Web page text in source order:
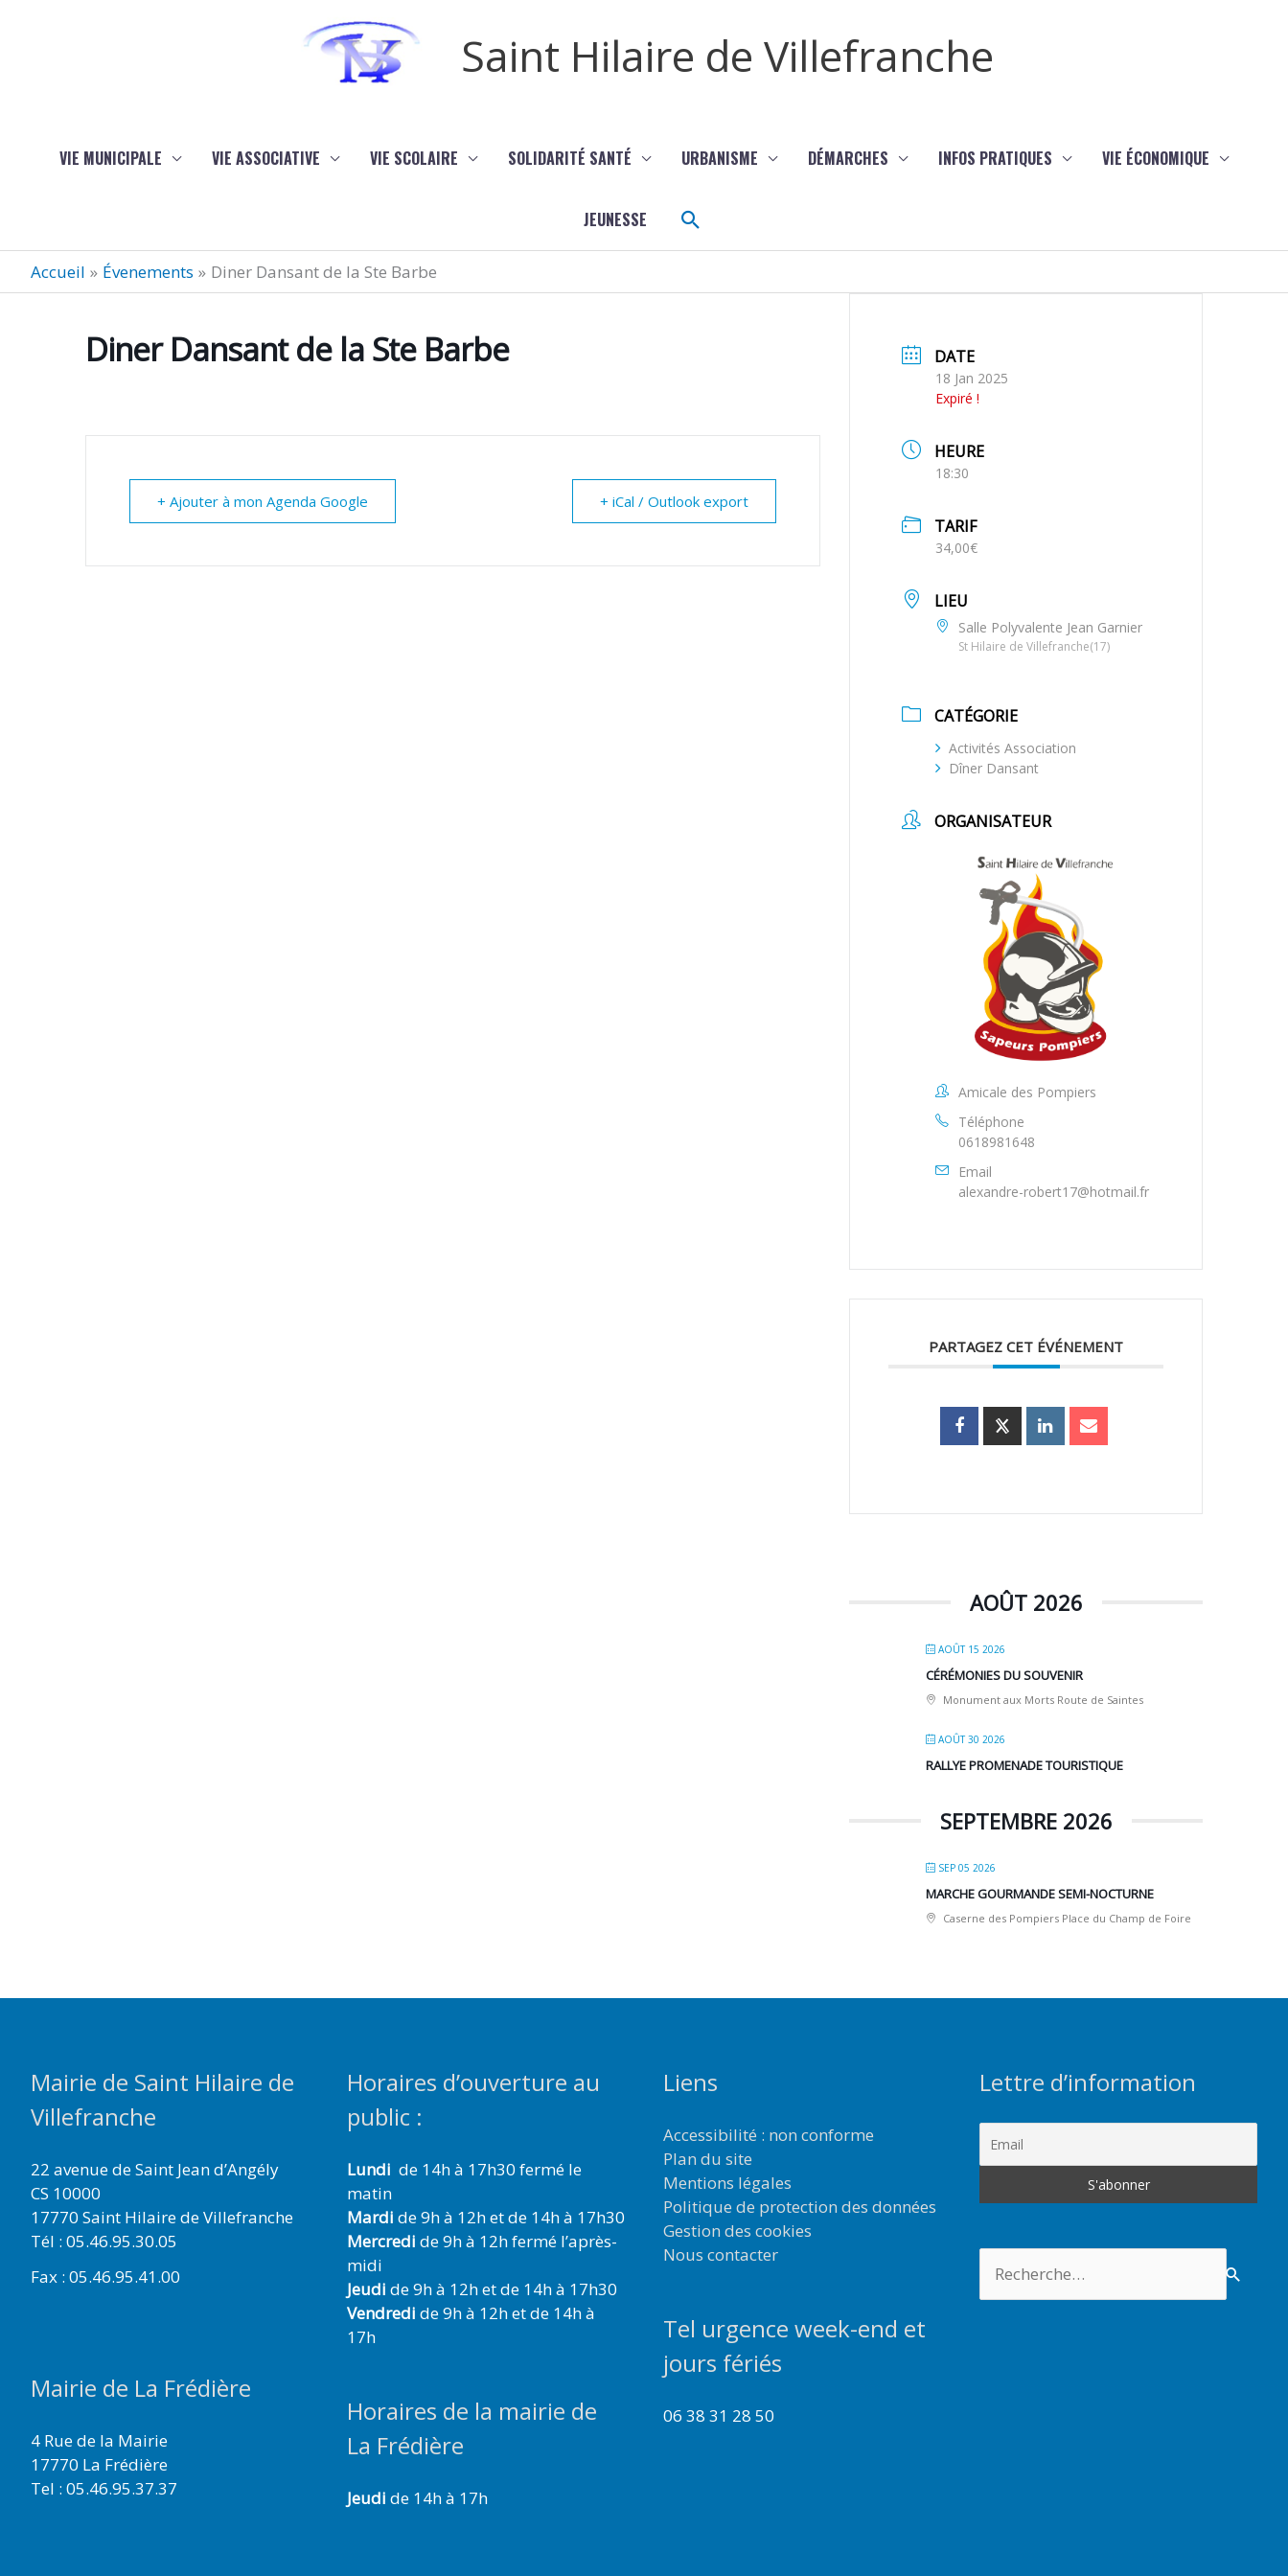
Saint Hilaire de Villefranche
VIE MUNICIPALE VIE ASSOCIATIVE VIE SCOLAIRE SOLIDARITÉ SANTÉ URBANISME DÉMARCHES INFOS PRATIQUES VIE ÉCONOMIQUE
JEUNESSE Rechercher
Accueil Évenements Diner Dansant de la Ste Barbe
Diner Dansant de la Ste Barbe
+ Ajouter à mon Agenda Google + iCal / Outlook export
DATE
18 Jan 2025
Expiré !
HEURE
18:30
TARIF
34,00€
LIEU
Salle Polyvalente Jean Garnier
St Hilaire de Villefranche(17)
CATÉGORIE
Activités Association
Dîner Dansant
ORGANISATEUR
Amicale des Pompiers
Téléphone
0618981648
Email
alexandre-robert17@hotmail.fr
PARTAGEZ CET ÉVÉNEMENT
AOÛT 2026
AOÛT 15 2026
CÉRÉMONIES DU SOUVENIR
Monument aux Morts Route de Saintes
AOÛT 30 2026
RALLYE PROMENADE TOURISTIQUE
SEPTEMBRE 2026
SEP 05 2026
MARCHE GOURMANDE SEMI-NOCTURNE
Caserne des Pompiers Place du Champ de Foire
Mairie de Saint Hilaire de
Villefranche
22 avenue de Saint Jean d’Angély
CS 10000
17770 Saint Hilaire de Villefranche
Tél : 05.46.95.30.05
Fax : 05.46.95.41.00
Mairie de La Frédière
4 Rue de la Mairie
17770 La Frédière
Tel : 05.46.95.37.37
Horaires d’ouverture au
public :
Lundi de 14h à 17h30 fermé le
matin
Mardi de 9h à 12h et de 14h à 17h30
Mercredi de 9h à 12h fermé l’après-
midi
Jeudi de 9h à 12h et de 14h à 17h30
Vendredi de 9h à 12h et de 14h à
17h
Horaires de la mairie de
La Frédière
Jeudi de 14h à 17h
Liens
Accessibilité : non conforme
Plan du site
Mentions légales
Politique de protection des données
Gestion des cookies
Nous contacter
Tel urgence week-end et
jours fériés
06 38 31 28 50
Lettre d’information